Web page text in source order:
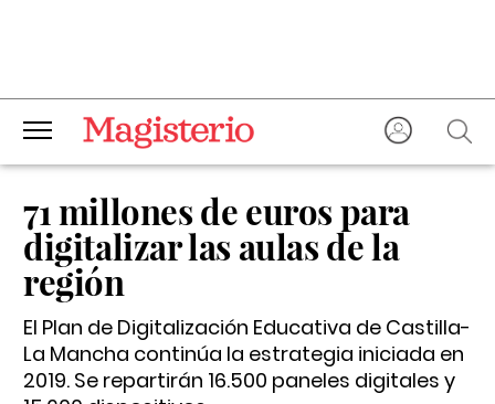
71 millones de euros para
digitalizar las aulas de la
región
El Plan de Digitalización Educativa de Castilla-
La Mancha continúa la estrategia iniciada en
2019. Se repartirán 16.500 paneles digitales y